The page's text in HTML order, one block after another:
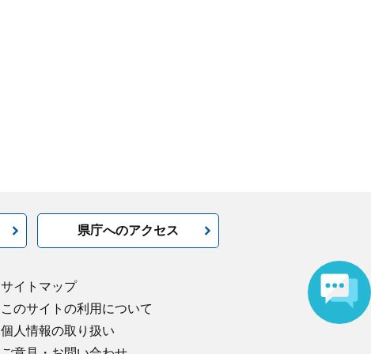
県庁へのアクセス
サイトマップ
このサイトの利用について
個人情報の取り扱い